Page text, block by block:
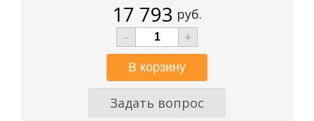
17 793 руб.
-
+
Задать вопрос